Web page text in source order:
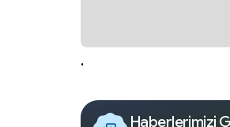
.
Haberlerimizi